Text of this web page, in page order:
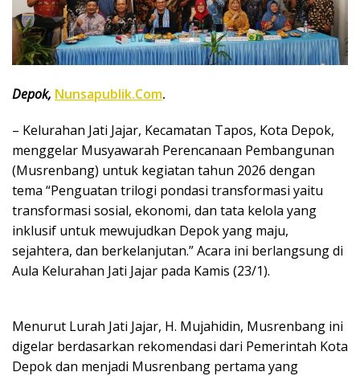
Depok, Nunsapublik.Com.
– Kelurahan Jati Jajar, Kecamatan Tapos, Kota Depok,
menggelar Musyawarah Perencanaan Pembangunan
(Musrenbang) untuk kegiatan tahun 2026 dengan
tema “Penguatan trilogi pondasi transformasi yaitu
transformasi sosial, ekonomi, dan tata kelola yang
inklusif untuk mewujudkan Depok yang maju,
sejahtera, dan berkelanjutan.” Acara ini berlangsung di
Aula Kelurahan Jati Jajar pada Kamis (23/1).
Menurut Lurah Jati Jajar, H. Mujahidin, Musrenbang ini
digelar berdasarkan rekomendasi dari Pemerintah Kota
Depok dan menjadi Musrenbang pertama yang